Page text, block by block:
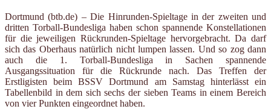
Dortmund (btb.de) – Die Hinrunden-Spieltage in der zweiten und
dritten Torball-Bundesliga haben schon spannende Konstellationen
für die jeweiligen Rückrunden-Spieltage hervorgebracht. Da darf
sich das Oberhaus natürlich nicht lumpen lassen. Und so zog dann
auch die 1. Torball-Bundesliga in Sachen spannende
Ausgangssituation für die Rückrunde nach. Das Treffen der
Erstligisten beim BSSV Dortmund am Samstag hinterlässt ein
Tabellenbild in dem sich sechs der sieben Teams in einem Bereich
von vier Punkten eingeordnet haben.